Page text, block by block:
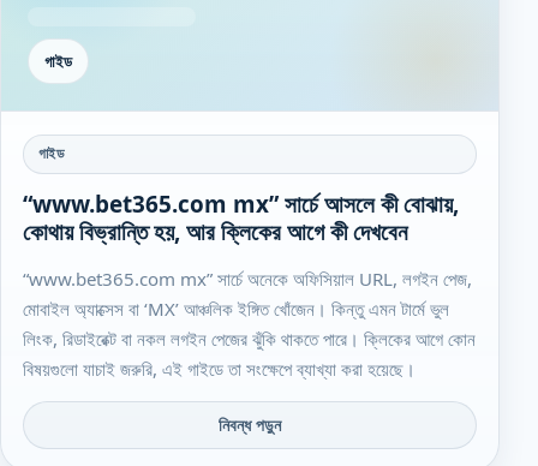
গাইড
গাইড
“www.bet365.com mx” সার্চে আসলে কী বোঝায়,
কোথায় বিভ্রান্তি হয়, আর ক্লিকের আগে কী দেখবেন
“www.bet365.com mx” সার্চে অনেকে অফিসিয়াল URL, লগইন পেজ,
মোবাইল অ্যাক্সেস বা ‘MX’ আঞ্চলিক ইঙ্গিত খোঁজেন। কিন্তু এমন টার্মে ভুল
লিংক, রিডাইরেক্ট বা নকল লগইন পেজের ঝুঁকি থাকতে পারে। ক্লিকের আগে কোন
বিষয়গুলো যাচাই জরুরি, এই গাইডে তা সংক্ষেপে ব্যাখ্যা করা হয়েছে।
নিবন্ধ পড়ুন